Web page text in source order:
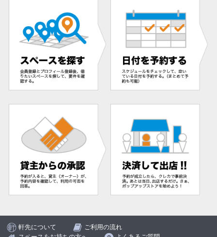
軒先について
ご利用の流れ